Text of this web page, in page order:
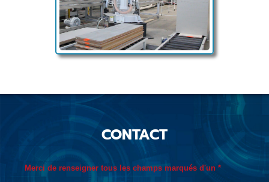
CONTACT
Merci de renseigner tous les champs marqués d'un *